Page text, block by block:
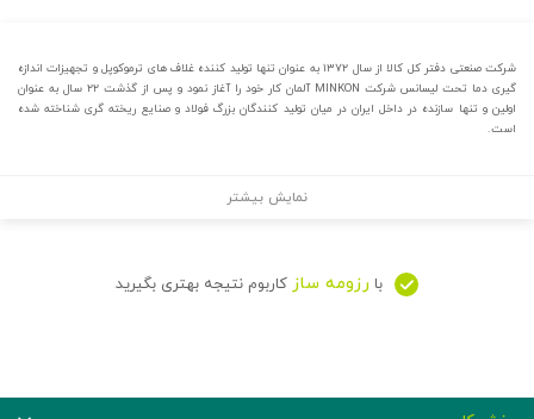
شرکت صنعتی دفتر کل کالا از سال ۱۳۷۲ به عنوان تنها تولید کننده غلاف های ترموکوپل و تجهیزات اندازه
گیری دما تحت لیسانس شرکت MINKON آلمان کار خود را آغاز نمود و پس از گذشت ۲۲ سال به عنوان
اولین و تنها سازنده در داخل ایران در میان تولید کنندگان بزرگ فولاد و صنایع ریخته گری شناخته شده
است.
نمایش بیشتر
با رزومه ساز کاربوم نتیجه بهتری بگیرید